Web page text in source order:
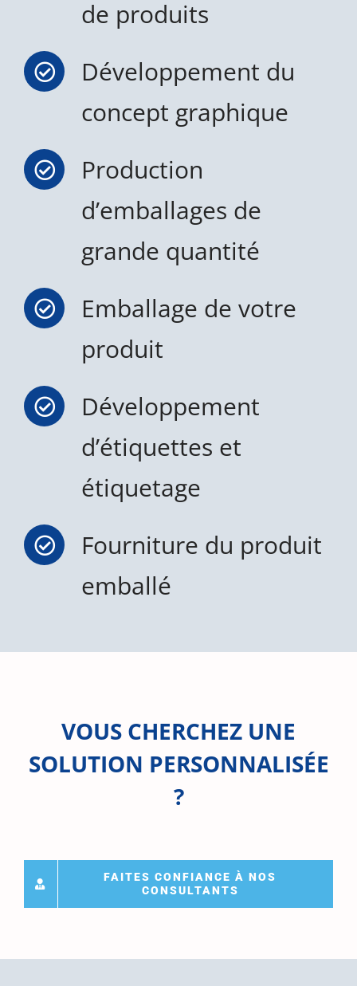
de produits
Développement du
concept graphique
Production
d’emballages de
grande quantité
Emballage de votre
produit
Développement
d’étiquettes et
étiquetage
Fourniture du produit
emballé
VOUS CHERCHEZ UNE
SOLUTION PERSONNALISÉE
?
FAITES CONFIANCE À NOS
CONSULTANTS